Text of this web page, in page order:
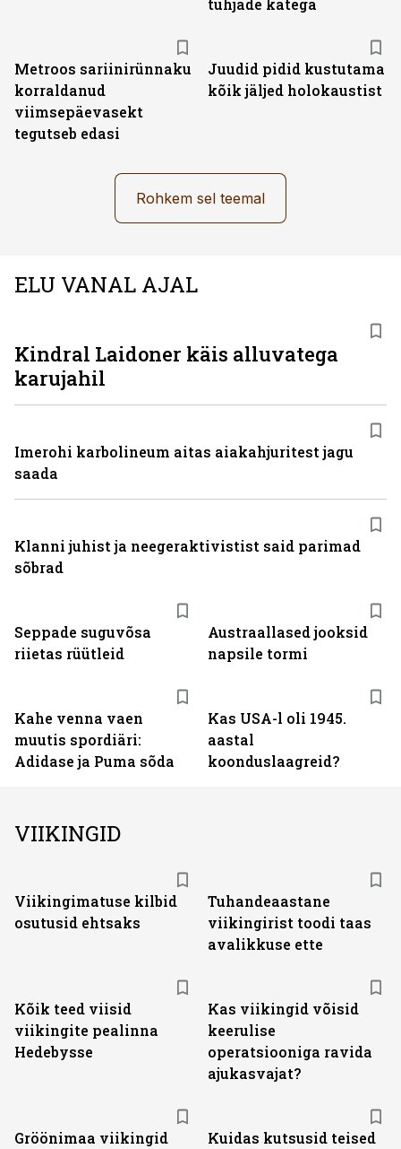
tühjade kätega
Metroos sariinirünnaku
korraldanud
viimsepäevasekt
tegutseb edasi
Juudid pidid kustutama
kõik jäljed holokaustist
Rohkem sel teemal
ELU VANAL AJAL
Seppade suguvõsa
riietas rüütleid
Austraallased jooksid
napsile tormi
Kahe venna vaen
muutis spordiäri:
Adidase ja Puma sõda
Kas USA-l oli 1945.
aastal
koonduslaagreid?
Kindral Laidoner käis alluvatega
karujahil
Imerohi karbolineum aitas aiakahjuritest jagu
saada
Klanni juhist ja neegeraktivistist said parimad
sõbrad
VIIKINGID
Viikingimatuse kilbid
osutusid ehtsaks
Tuhandeaastane
viikingirist toodi taas
avalikkuse ette
Kõik teed viisid
viikingite pealinna
Hedebysse
Kas viikingid võisid
keerulise
operatsiooniga ravida
ajukasvajat?
Gröönimaa viikingid
Kuidas kutsusid teised